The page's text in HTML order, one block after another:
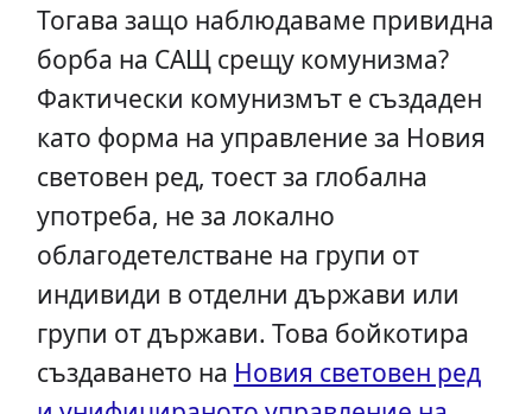
Тогава защо наблюдаваме привидна
борба на САЩ срещу комунизма?
Фактически комунизмът е създаден
като форма на управление за Новия
световен ред, тоест за глобална
употреба, не за локално
облагодетелстване на групи от
индивиди в отделни държави или
групи от държави. Това бойкотира
създаването на Новия световен ред